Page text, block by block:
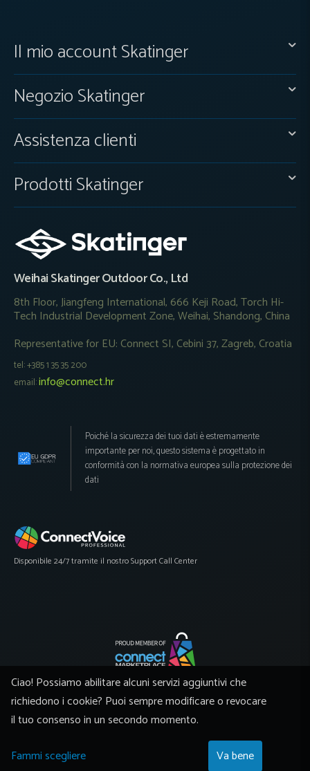
Il mio account Skatinger
Negozio Skatinger
Assistenza clienti
Prodotti Skatinger
Weihai Skatinger Outdoor Co., Ltd
8th Floor, Jiangfeng International, 666 Keji Road, Torch Hi-
Tech Industrial Development Zone, Weihai, Shandong, China
Representative for EU: Connect SI, Cebini 37, Zagreb, Croatia
tel: +385 1 35 35 200
email:info@connect.hr
Poiché la sicurezza dei tuoi dati è estremamente
importante per noi, questo sistema è progettato in
conformità con la normativa europea sulla protezione dei
dati
Disponibile 24/7 tramite il nostro Support Call Center
A global network of manufacturers and distributors supported by powerful
eCommerce
©Skatinger, All rights reserved - This page was created by
Ciao! Possiamo abilitare alcuni servizi aggiuntivi che
richiedono i cookie? Puoi sempre modificare o revocare
il tuo consenso in un secondo momento.
Fammi scegliere
Va bene